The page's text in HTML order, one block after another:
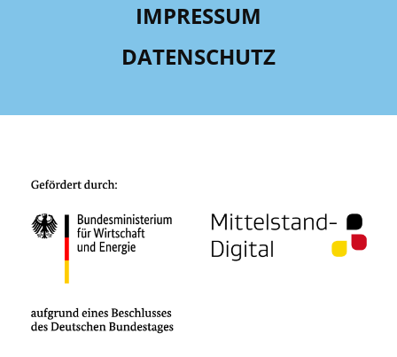
IMPRESSUM
DATENSCHUTZ